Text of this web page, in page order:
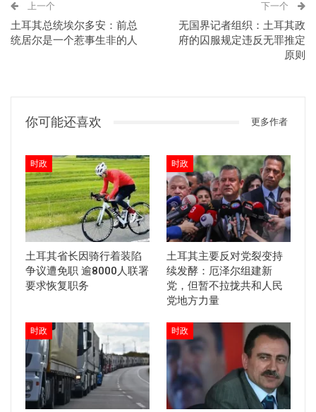
上一个
土耳其总统埃尔多安：前总
统居尔是一个惹事生非的人
下一个
无国界记者组织：土耳其政
府的囚服规定违反无罪推定
原则
你可能还喜欢 更多作者
时政
土耳其省长因骑行着装陷
争议遭免职 逾8000人联署
要求恢复职务
时政
土耳其主要反对党裂变持
续发酵：厄泽尔组建新
党，但暂不拉拢共和人民
党地方力量
时政 时政